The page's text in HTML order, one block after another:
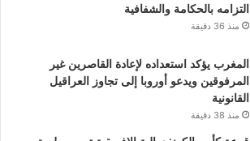
التزامه بالحكامة والشفافية
منذ 36 دقيقة
المغرب يؤكد استعداده لإعادة القاصرين غير
المرفوقين ويدعو أوروبا إلى تجاوز العراقيل
القانونية
منذ 38 دقيقة